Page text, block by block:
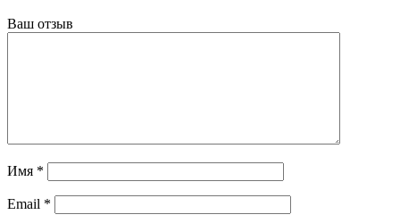
Ваш отзыв
Имя *
Email *